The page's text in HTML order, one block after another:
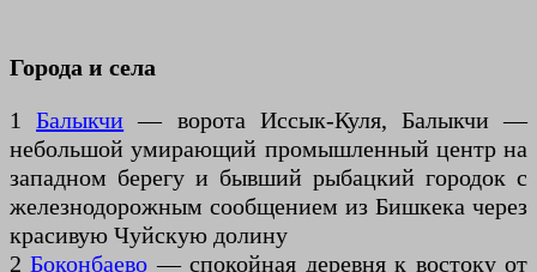
Города и села
1Балыкчи — ворота Иссык-Куля, Балыкчи —
небольшой умирающий промышленный центр на
западном берегу и бывший рыбацкий городок с
железнодорожным сообщением из Бишкека через
красивую Чуйскую долину
2Боконбаево — спокойная деревня к востоку от